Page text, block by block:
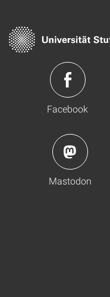
Facebook
Mastodon